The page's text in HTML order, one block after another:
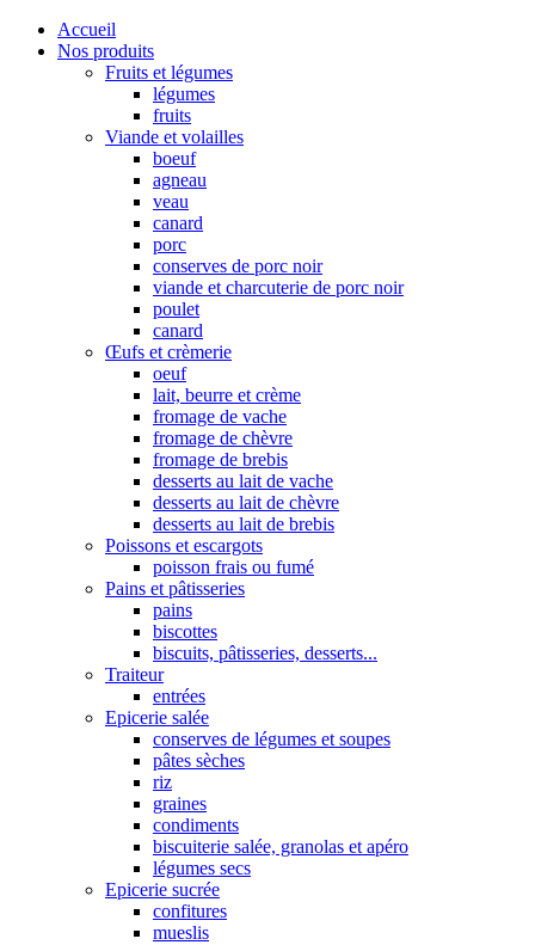
Accueil
Nos produits
Fruits et légumes
légumes
fruits
Viande et volailles
boeuf
agneau
veau
canard
porc
conserves de porc noir
viande et charcuterie de porc noir
poulet
canard
Œufs et crèmerie
oeuf
lait, beurre et crème
fromage de vache
fromage de chèvre
fromage de brebis
desserts au lait de vache
desserts au lait de chèvre
desserts au lait de brebis
Poissons et escargots
poisson frais ou fumé
Pains et pâtisseries
pains
biscottes
biscuits, pâtisseries, desserts...
Traiteur
entrées
Epicerie salée
conserves de légumes et soupes
pâtes sèches
riz
graines
condiments
biscuiterie salée, granolas et apéro
légumes secs
Epicerie sucrée
confitures
mueslis